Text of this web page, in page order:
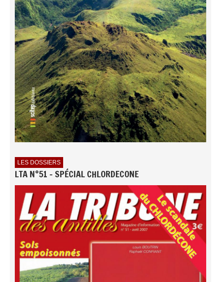
LES DOSSIERS
LTA N°51 - SPÉCIAL CHLORDECONE